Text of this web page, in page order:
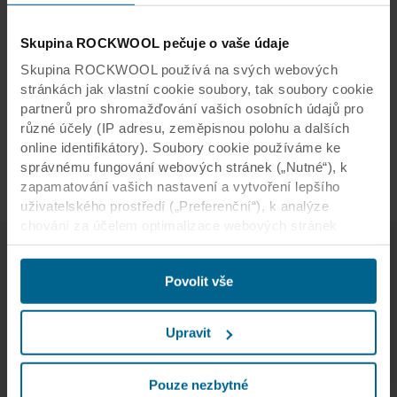
Skupina ROCKWOOL pečuje o vaše údaje
Skupina ROCKWOOL používá na svých webových
stránkách jak vlastní cookie soubory, tak soubory cookie
partnerů pro shromažďování vašich osobních údajů pro
různé účely (IP adresu, zeměpisnou polohu a dalších
online identifikátory). Soubory cookie používáme ke
správnému fungování webových stránek („Nutné“), k
zapamatování vašich nastavení a vytvoření lepšího
uživatelského prostředí („Preferenční“), k analýze
(„Statistické“) a k cílení obsahu či reklam v sociálních
médiích a na externích webových stránkách podle
vašeho chování na našich webech („Marketingové“).
Informace o využívání našich webových stránek
oblasti sociálních médií, reklamy a analýzy. Naši
obchodní partneři mohou tyto údaje kombinovat s dalšími
informacemi poskytnutými v minulosti nebo
Povolit vše
Upravit
Pouze nezbytné
podnikům, vládám a dalším zúčastněným
stranám poskytují technické rámce a znalosti
nezbytné pro transformaci způsobu, jakým jsou
produkty navrhovány a vyráběny.
Pro více informací navštivteCradle to Cradle
Products Innovation Institute.
Sustainability & Public
Affairs Team
E-mail